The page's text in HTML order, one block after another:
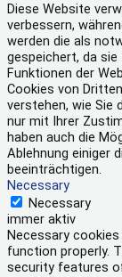
Diese Website
verbessern,
werden die als
gespeichert, da sie
Funktionen der
Cookies von
verstehen, wie Sie
nur mit Ihrer
haben auch die
Ablehnung einiger
beeinträchtigen.
Necessary
Necessary
immer aktiv
Necessary
function properly.
security features